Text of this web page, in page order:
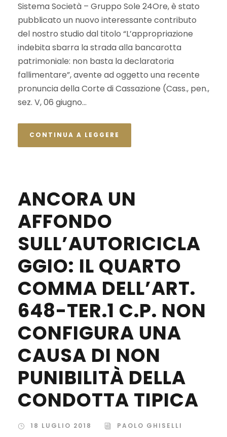
Sistema Società – Gruppo Sole 24Ore, è stato
pubblicato un nuovo interessante contributo
del nostro studio dal titolo “L’appropriazione
indebita sbarra la strada alla bancarotta
patrimoniale: non basta la declaratoria
fallimentare”, avente ad oggetto una recente
pronuncia della Corte di Cassazione (Cass., pen.,
sez. V, 06 giugno...
CONTINUA A LEGGERE
ANCORA UN
AFFONDO
SULL’AUTORICICLA
GGIO: IL QUARTO
COMMA DELL’ART.
648-TER.1 C.P. NON
CONFIGURA UNA
CAUSA DI NON
PUNIBILITÀ DELLA
CONDOTTA TIPICA
18 LUGLIO 2018
PAOLO GHISELLI